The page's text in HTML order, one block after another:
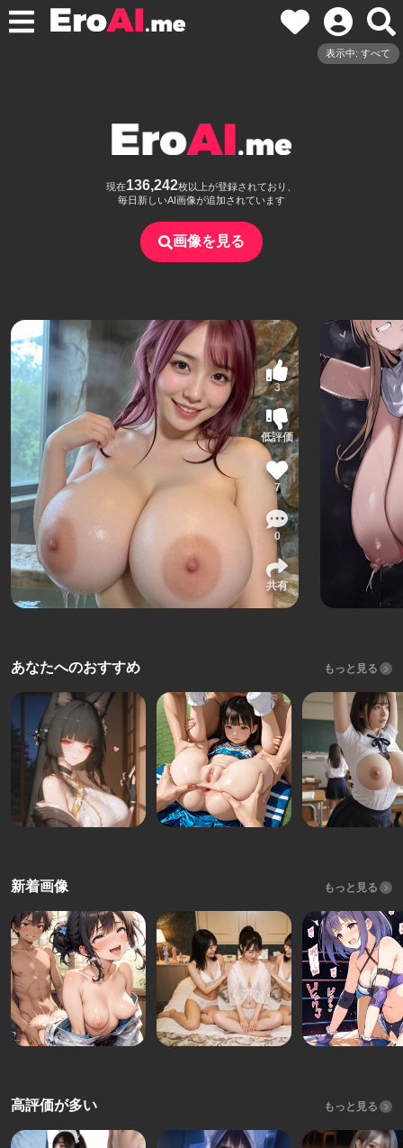
表示中: すべて
現在136,242枚以上が登録されており、
毎日新しいAI画像が追加されています
画像を見る
3
低評価
7
0
共有
あなたへのおすすめ もっと見る
新着画像 もっと見る
高評価が多い もっと見る